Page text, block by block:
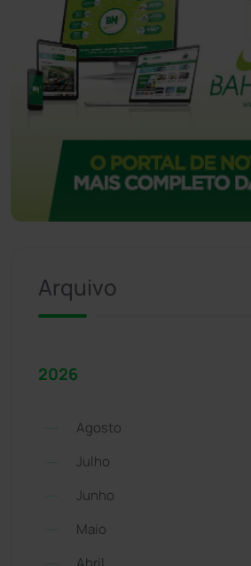
Arquivo
2026
Agosto
Julho
Junho
Maio